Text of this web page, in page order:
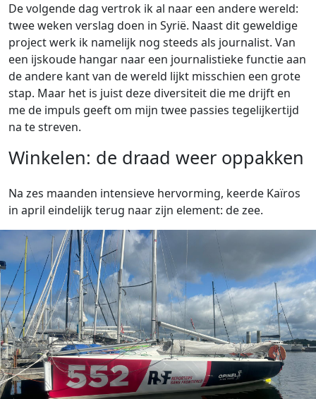
De volgende dag vertrok ik al naar een andere wereld:
twee weken verslag doen in Syrië. Naast dit geweldige
project werk ik namelijk nog steeds als journalist. Van
een ijskoude hangar naar een journalistieke functie aan
de andere kant van de wereld lijkt misschien een grote
stap. Maar het is juist deze diversiteit die me drijft en
me de impuls geeft om mijn twee passies tegelijkertijd
na te streven.
Winkelen: de draad weer oppakken
Na zes maanden intensieve hervorming, keerde Kaïros
in april eindelijk terug naar zijn element: de zee.